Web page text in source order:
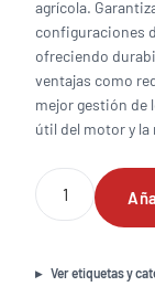
agrícola.
configuraciones
ofreciendo
ventajas como
mejor gestión de
útil del motor y la
Conexión
o
codo
mofle
Ver etiquetas y